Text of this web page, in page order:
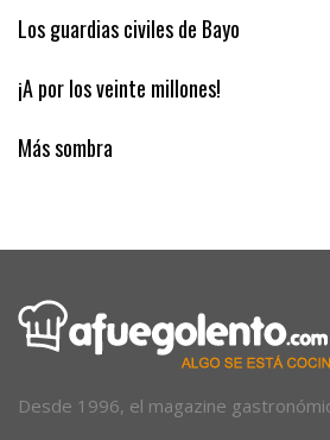
Espanya i les Balears són com vol el PSOE
Los guardias civiles de Bayo
¡A por los veinte millones!